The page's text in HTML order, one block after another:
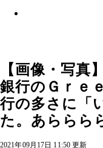
【画像・写真
銀行のＧｒｅ
行の多さに「
た。あららら
2021年09月17日 11:50 更新